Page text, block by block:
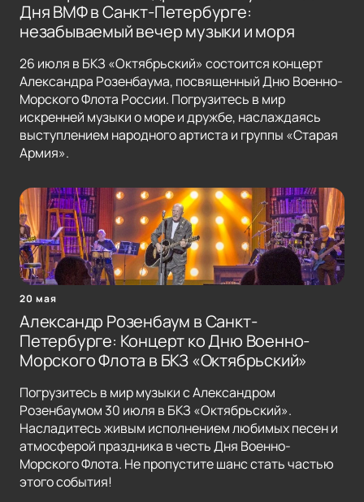
Дня ВМФ в Санкт-Петербурге:
незабываемый вечер музыки и моря
26 июля в БКЗ «Октябрьский» состоится концерт
Александра Розенбаума, посвященный Дню Военно-
Морского Флота России. Погрузитесь в мир
искренней музыки о море и дружбе, наслаждаясь
выступлением народного артиста и группы «Старая
Армия».
20 мая
Александр Розенбаум в Санкт-
Петербурге: Концерт ко Дню Военно-
Морского Флота в БКЗ «Октябрьский»
Погрузитесь в мир музыки с Александром
Розенбаумом 30 июля в БКЗ «Октябрьский».
Насладитесь живым исполнением любимых песен и
атмосферой праздника в честь Дня Военно-
Морского Флота. Не пропустите шанс стать частью
этого события!